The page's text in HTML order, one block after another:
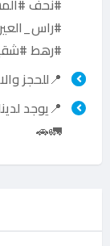
#نحف
#رهط
📍للحجز
📍يوجد
🚛🚗